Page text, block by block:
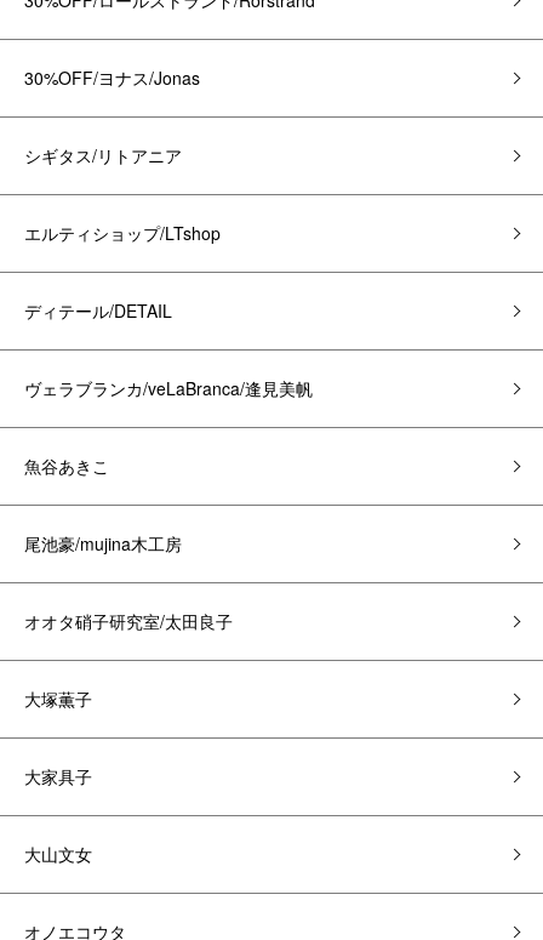
30%OFF/ヨナス/Jonas
シギタス/リトアニア
エルティショップ/LTshop
ディテール/DETAIL
ヴェラブランカ/veLaBranca/逢見美帆
魚谷あきこ
尾池豪/mujina木工房
オオタ硝子研究室/太田良子
大塚薫子
大家具子
大山文女
オノエコウタ